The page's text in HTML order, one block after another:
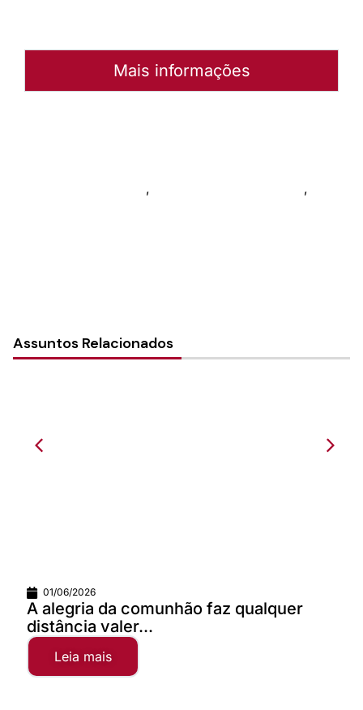
Mais informações
,
,
Assuntos Relacionados
01/06/2026
A alegria da comunhão faz qualquer
distância valer...
Leia mais